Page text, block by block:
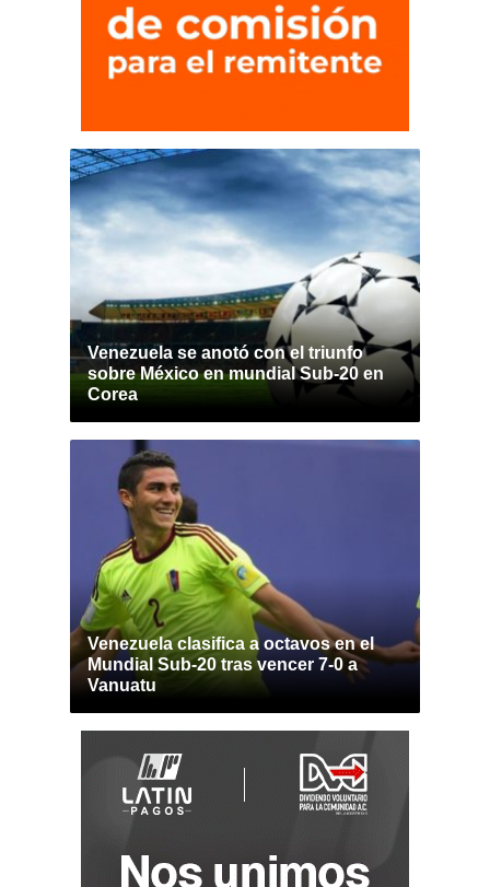
Venezuela se anotó con el triunfo
sobre México en mundial Sub-20 en
Corea
Venezuela clasifica a octavos en el
Mundial Sub-20 tras vencer 7-0 a
Vanuatu